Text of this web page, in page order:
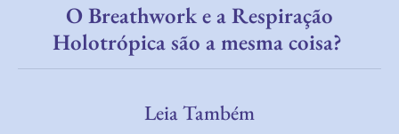
O Breathwork e a Respiração
Holotrópica são a mesma coisa?
Leia Também